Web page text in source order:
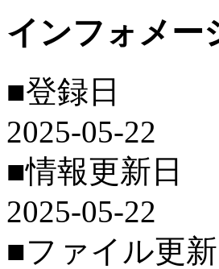
インフォメー
■登録日
2025-05-22
■情報更新日
2025-05-22
■ファイル更新